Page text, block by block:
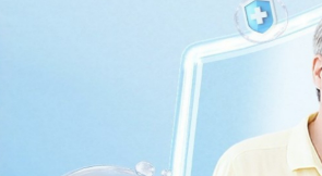
bạn dễ mắc bệnh tiểu đường, bệnh
mạch bị thu hẹp khiến máu khó lưu
máu não, chứng mất trí nhớ.
người mệt mỏi và ù tai sau khi ngừng
bệnh viện thuộcHệ thống Y tế